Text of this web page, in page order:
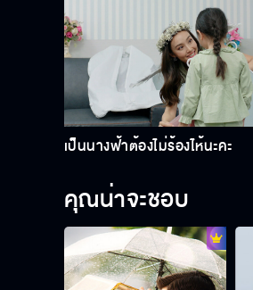
เป็นนางฟ้าต้องไม่ร้องไห้นะคะ
คุณน่าจะชอบ